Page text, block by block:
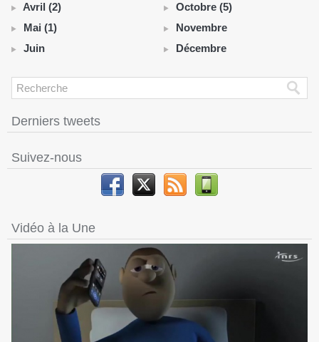
Avril (2)
Mai (1)
Juin
Octobre (5)
Novembre
Décembre
Derniers tweets
Suivez-nous
Vidéo à la Une